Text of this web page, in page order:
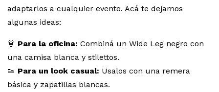
adaptarlos a cualquier evento. Acá te dejamos
algunas ideas:
👗 Para la oficina: Combiná un Wide Leg negro con
una camisa blanca y stilettos.
👟 Para un look casual: Usalos con una remera
básica y zapatillas blancas.